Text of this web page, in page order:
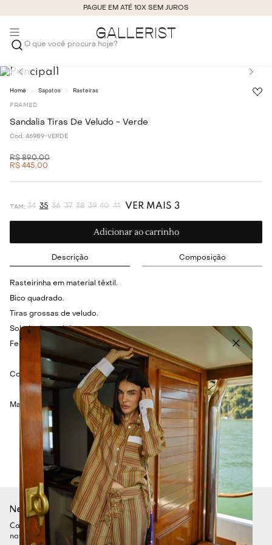
PAGUE EM ATÉ 10X SEM JUROS
O que você procura hoje?
Sapatos Rasteiras
FRAMED
Sandalia Tiras De Veludo - Verde
Cod: 46989-VERDE
R$ 890,00
R$ 445,00
34 35 36 37 38 39 40 41 VER MAIS 3
Adicionar ao carrinho
Descrição Composição
Rasteirinha em material têxtil.
Bico quadrado.
Tiras grossas de veludo.
Solado de madeira.
Fechamento em amarração.
Cor: Verde e bege.
Material: Veludo.
Newsletter
Cadastre-se para ficar por dentro de todas as nossas
novidades. Garanta seu desconto assinando nossa